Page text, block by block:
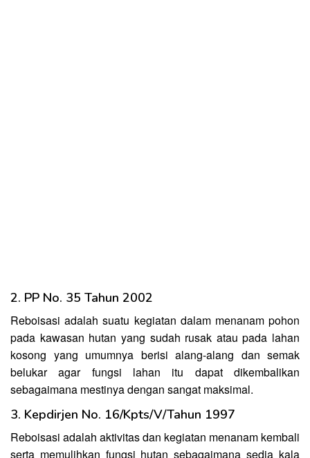
2. PP No. 35 Tahun 2002
Reboisasi adalah suatu kegiatan dalam menanam pohon
pada kawasan hutan yang sudah rusak atau pada lahan
kosong yang umumnya berisi alang-alang dan semak
belukar agar fungsi lahan itu dapat dikembalikan
sebagaimana mestinya dengan sangat maksimal.
3. Kepdirjen No. 16/Kpts/V/Tahun 1997
Reboisasi adalah aktivitas dan kegiatan menanam kembali
serta memulihkan fungsi hutan sebagaimana sedia kala